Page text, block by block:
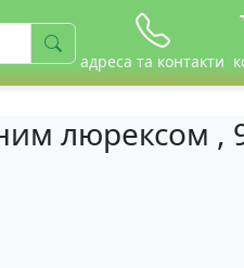
адреса та контакти
люрексом ,